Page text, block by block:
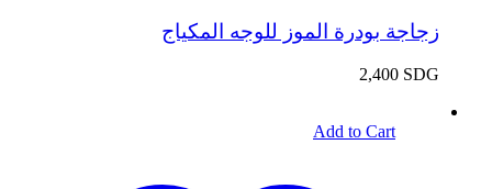
زجاجة بودرة الموز للوجه المكياج
2,400 SDG
Add to Cart